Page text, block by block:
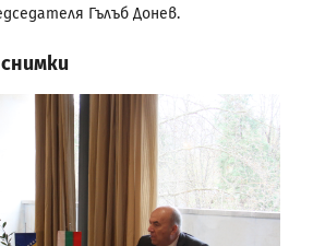
Гълъб Донев.